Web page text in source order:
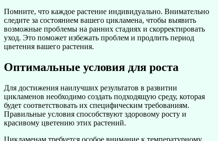
Помните, что каждое растение индивидуально. Внимательно
следите за состоянием вашего цикламена, чтобы выявить
возможные проблемы на ранних стадиях и скорректировать
уход. Это поможет избежать проблем и продлить период
цветения вашего растения.
Оптимальные условия для роста
Для достижения наилучших результатов в развитии
цикламенов необходимо создать подходящую среду, которая
будет соответствовать их специфическим требованиям.
Правильные условия способствуют здоровому росту и
красивому цветению этих растений.